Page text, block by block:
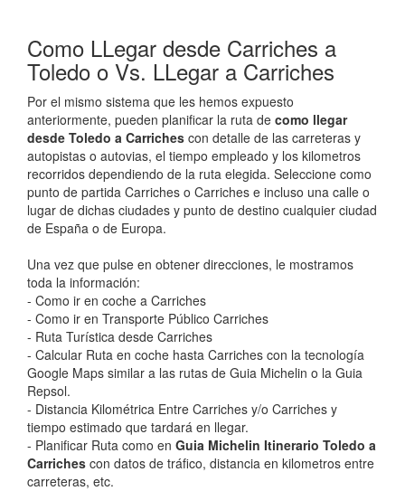
Como LLegar desde Carriches a
Toledo o Vs. LLegar a Carriches
Por el mismo sistema que les hemos expuesto
anteriormente, pueden planificar la ruta de como llegar
desde Toledo a Carriches con detalle de las carreteras y
autopistas o autovias, el tiempo empleado y los kilometros
recorridos dependiendo de la ruta elegida. Seleccione como
punto de partida Carriches o Carriches e incluso una calle o
lugar de dichas ciudades y punto de destino cualquier ciudad
de España o de Europa.
Una vez que pulse en obtener direcciones, le mostramos
toda la información:
- Como ir en coche a Carriches
- Como ir en Transporte Público Carriches
- Ruta Turística desde Carriches
- Calcular Ruta en coche hasta Carriches con la tecnología
Google Maps similar a las rutas de Guia Michelin o la Guia
Repsol.
- Distancia Kilométrica Entre Carriches y/o Carriches y
tiempo estimado que tardará en llegar.
- Planificar Ruta como en Guia Michelin Itinerario Toledo a
Carriches con datos de tráfico, distancia en kilometros entre
carreteras, etc.